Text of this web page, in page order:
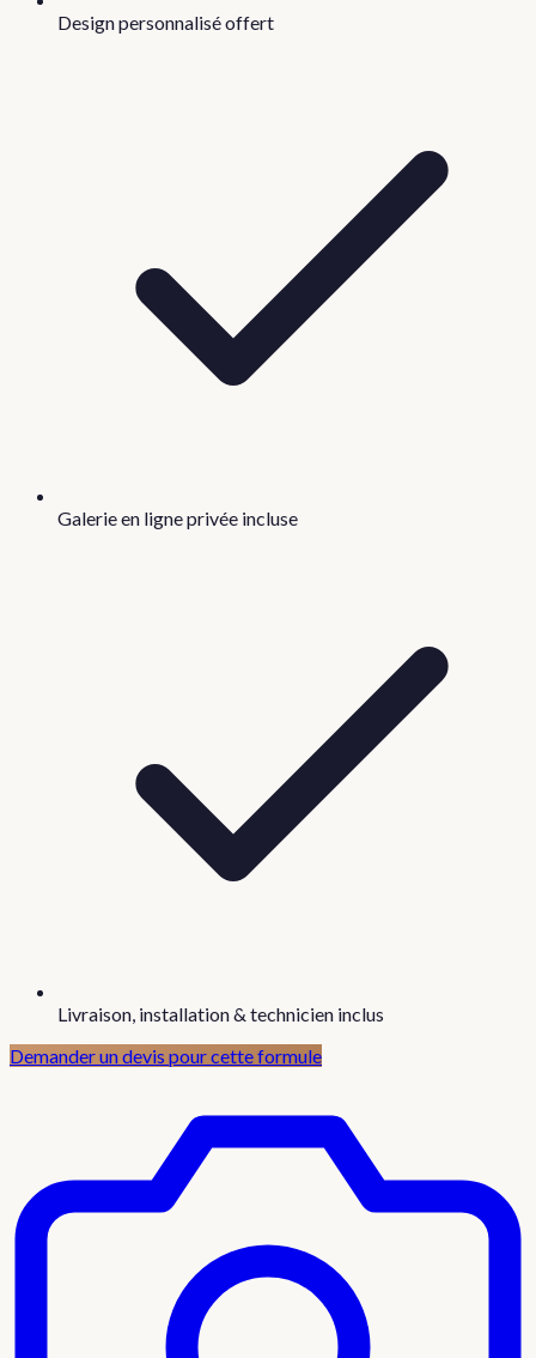
Design personnalisé offert
Galerie en ligne privée incluse
Livraison, installation & technicien inclus
Demander un devis pour cette formule